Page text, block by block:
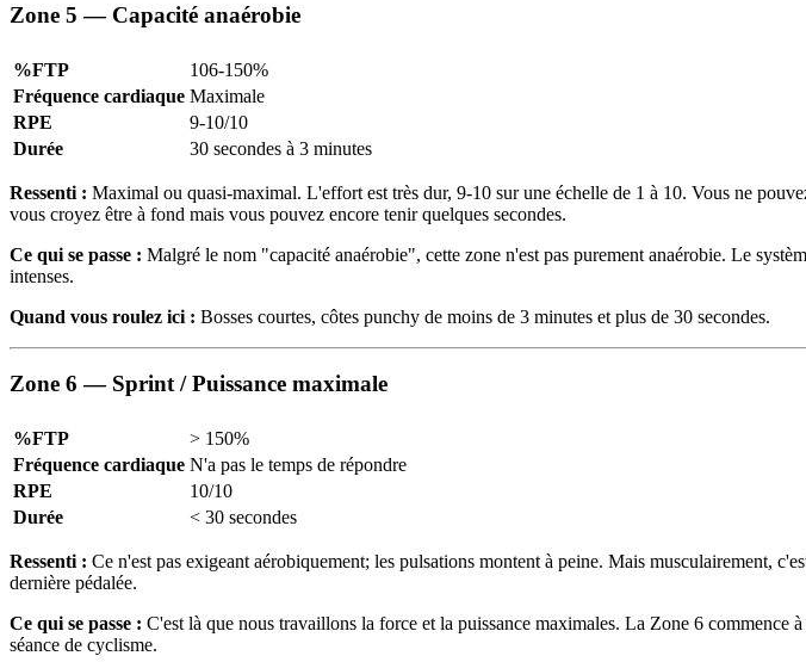
Zone 5 — Capacité anaérobie
%FTP
106-150%
Fréquence cardiaque Maximale
RPE
9-10/10
Durée
30 secondes à 3 minutes
Ressenti : Maximal ou quasi-maximal. L'effort est très dur, 9-10 sur une échelle de 1 à 10. Vous ne
vous croyez être à fond mais vous pouvez encore tenir quelques secondes.
Ce qui se passe : Malgré le nom "capacité anaérobie", cette zone n'est pas purement anaérobie. Le
intenses.
Quand vous roulez ici : Bosses courtes, côtes punchy de moins de 3 minutes et plus de 30 secondes.
Zone 6 — Sprint / Puissance maximale
%FTP
> 150%
Fréquence cardiaque N'a pas le temps de répondre
RPE
10/10
Durée
< 30 secondes
Ressenti : Ce n'est pas exigeant aérobiquement; les pulsations montent à peine. Mais musculairement,
dernière pédalée.
Ce qui se passe : C'est là que nous travaillons la force et la puissance maximales. La Zone 6 commence
séance de cyclisme.